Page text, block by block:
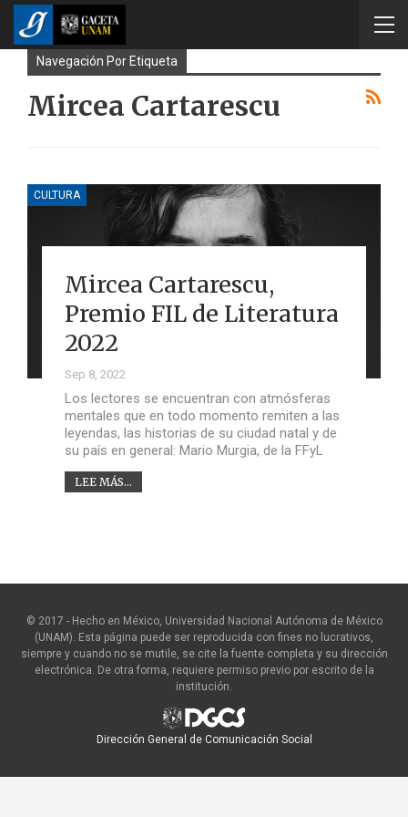
Navegación Por Etiqueta
Mircea Cartarescu
CULTURA
Mircea Cartarescu,
Premio FIL de Literatura
2022
Sep 8, 2022
Los lectores se encuentran con atmósferas
mentales que en todo momento remiten a las
leyendas, las historias de su ciudad natal y de
su país en general: Mario Murgia, de la FFyL
LEE MÁS...
© 2017 - Hecho en México, Universidad Nacional Autónoma de México
(UNAM). Esta página puede ser reproducida con fines no lucrativos,
siempre y cuando no se mutile, se cite la fuente completa y su dirección
electrónica. De otra forma, requiere permiso previo por escrito de la
institución.
Dirección General de Comunicación Social